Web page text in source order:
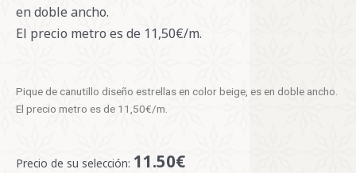
en doble ancho.
El precio metro es de 11,50€/m.
Pique de canutillo diseño estrellas en color beige, es en doble ancho.
El precio metro es de 11,50€/m.
Precio de su selección: 11.50€
Pique